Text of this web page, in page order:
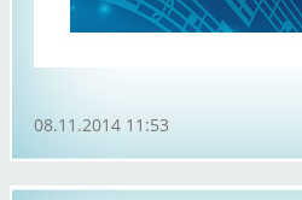
08.11.2014 11:53